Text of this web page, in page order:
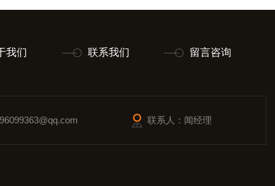
我们 联系我们 留言咨询
联系人：闻经理